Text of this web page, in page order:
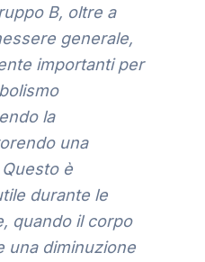
B, oltre a
generale,
importanti per
la
una
è
durante le
quando il corpo
una diminuzione